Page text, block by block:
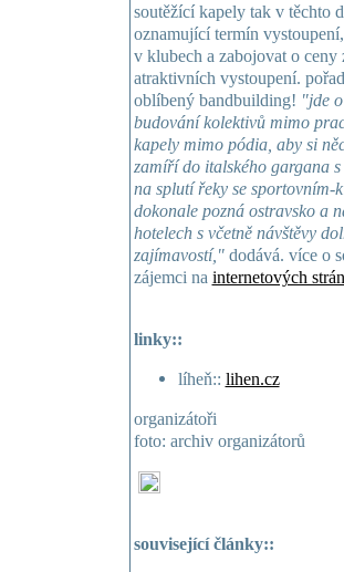
soutěžící kapely tak v těchto
oznamující termín
v klubech a zabojovat o
atraktivních vystoupení.
oblíbený bandbuilding! "jde
budování kolektivů mimo
kapely mimo pódia, aby si
zamíří do italského gargana
na splutí řeky se
dokonale pozná ostravsko a
hotelech s včetně návštěvy
zajímavostí,"dodává. více o
zájemci na internetových
linky::
líheň:: lihen.cz
organizátoři
foto: archiv organizátorů
související články::